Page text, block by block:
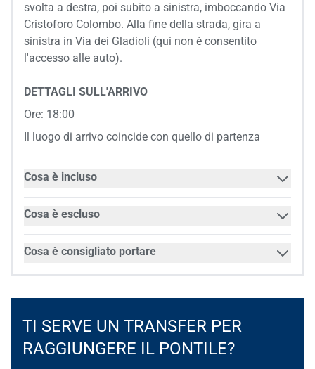
svolta a destra, poi subito a sinistra, imboccando Via
Cristoforo Colombo. Alla fine della strada, gira a
sinistra in Via dei Gladioli (qui non è consentito
l'accesso alle auto).
DETTAGLI SULL'ARRIVO
Ore: 18:00
Il luogo di arrivo coincide con quello di partenza
Cosa è incluso
Cosa è escluso
Cosa è consigliato portare
TI SERVE UN TRANSFER PER
RAGGIUNGERE IL PONTILE?